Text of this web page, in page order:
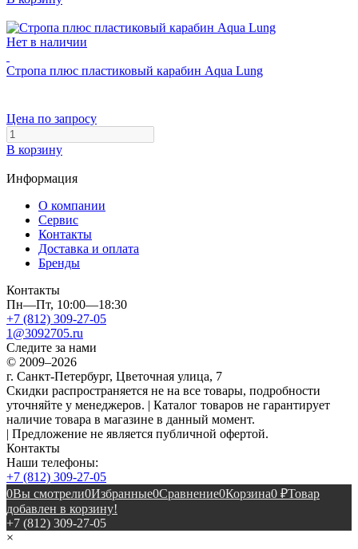
Нет в наличии
Стропа плюс пластиковый карабин Aqua Lung
Цена по запросу
В корзину
Информация
О компании
Сервис
Контакты
Доставка и оплата
Бренды
Контакты
Пн—Пт, 10:00—18:30
+7 (812) 309-27-05
1@3092705.ru
Следите за нами
© 2009–2026
г. Санкт-Петербург, Цветочная улица, 7
Скидки распространяется не на все товары, подробности
уточняйте у менеджеров. | Каталог товаров не гарантирует
наличие товара в магазине в данный момент.
| Предложение не является публичной офертой.
Контакты
Наши телефоны:
+7 (812) 309-27-05
0Вы смотрели0Избранные0Сравнение0Корзина0 ₽Товар
добавлен в корзину!
+7 (812) 309-27-05
×